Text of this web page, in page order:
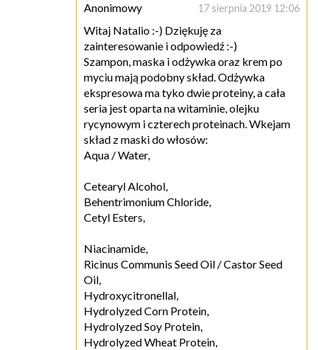
Anonimowy 17 sierpnia 2019 12:06
Witaj Natalio :-) Dziękuję za
zainteresowanie i odpowiedź :-)
Szampon, maska i odżywka oraz krem po
myciu mają podobny skład. Odżywka
ekspresowa ma tyko dwie proteiny, a cała
seria jest oparta na witaminie, olejku
rycynowym i czterech proteinach. Wkejam
skład z maski do włosów:
Aqua / Water,
Cetearyl Alcohol,
Behentrimonium Chloride,
Cetyl Esters,
Niacinamide,
Ricinus Communis Seed Oil / Castor Seed
Oil,
Hydroxycitronellal,
Hydrolyzed Corn Protein,
Hydrolyzed Soy Protein,
Hydrolyzed Wheat Protein,